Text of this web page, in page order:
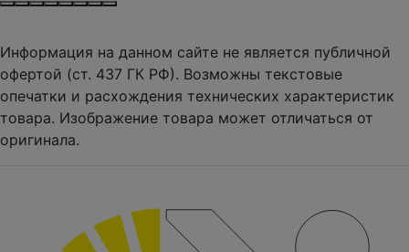
Информация на данном сайте не является публичной
офертой (ст. 437 ГК РФ). Возможны текстовые
опечатки и расхождения технических характеристик
товара. Изображение товара может отличаться от
оригинала.